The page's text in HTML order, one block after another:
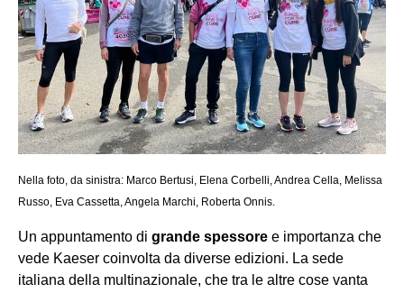
Nella foto, da sinistra: Marco Bertusi, Elena Corbelli, Andrea Cella, Melissa
Russo, Eva Cassetta, Angela Marchi, Roberta Onnis.
Un appuntamento di grande spessore e importanza che
vede Kaeser coinvolta da diverse edizioni. La sede
italiana della multinazionale, che tra le altre cose vanta